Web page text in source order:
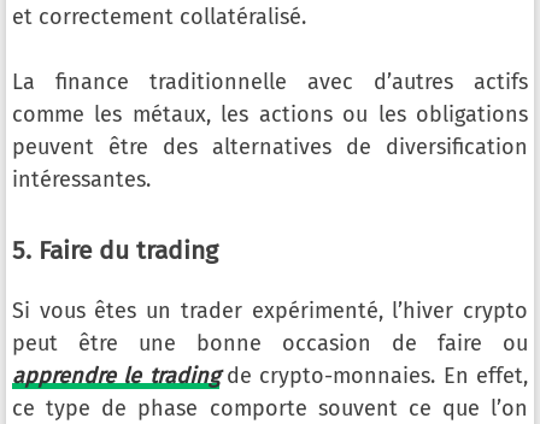
et correctement collatéralisé.
La finance traditionnelle avec d’autres actifs
comme les métaux, les actions ou les obligations
peuvent être des alternatives de diversification
intéressantes.
5. Faire du trading
Si vous êtes un trader expérimenté, l’hiver crypto
peut être une bonne occasion de faire ou
apprendre le tradingde crypto-monnaies. En effet,
ce type de phase comporte souvent ce que l’on